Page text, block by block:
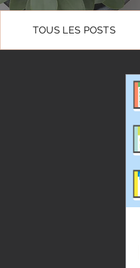
TOUS LES POSTS